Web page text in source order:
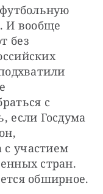
И вообще
без
с
если Госдума
участием
стран.
обширное.